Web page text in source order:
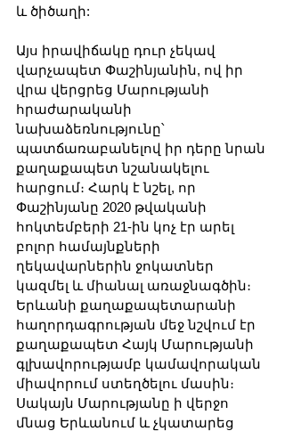
և ծիծաղի:
Այս իրավիճակը դուր չեկավ
վարչապետ Փաշինյանին, ով իր
վրա վերցրեց Մարությանի
հրաժարականի
նախաձեռնությունը՝
պատճառաբանելով իր դերը նրան
քաղաքապետ նշանակելու
հարցում։ Հարկ է նշել, որ
Փաշինյանը 2020 թվականի
հոկտեմբերի 21-ին կոչ էր արել
բոլոր համայնքների
ղեկավարներին ջոկատներ
կազմել և միանալ առաջնագծին։
Երևանի քաղաքապետարանի
հաղորդագրության մեջ նշվում էր
քաղաքապետ Հայկ Մարությանի
գլխավորությամբ կամավորական
միավորում ստեղծելու մասին։
Սակայն Մարությանը ի վերջո
մնաց Երևանում և չկատարեց